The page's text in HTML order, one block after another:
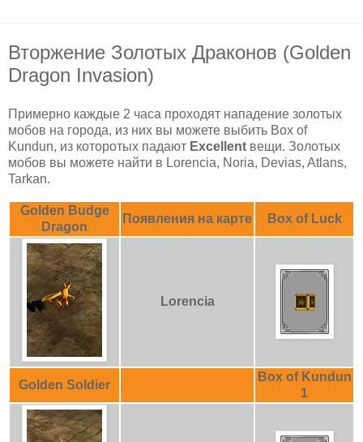
Вторжение Золотых Драконов (Golden
Dragon Invasion)
Примерно каждые 2 часа проходят нападение золотых
мобов на города, из них вы можете выбить Box of
Kundun, из которотых падают Excellent вещи. Золотых
мобов вы можете найти в Lorencia, Noria, Devias, Atlans,
Tarkan.
Golden Budge
Dragon
Появления на карте Box of Luck
Lorencia
Golden Soldier
Box of Kundun
1